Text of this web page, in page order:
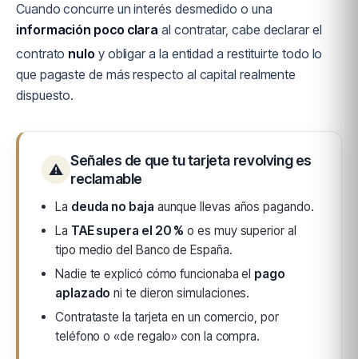
Cuando concurre un interés desmedido o una
información poco clara al contratar, cabe declarar el
contrato nulo y obligar a la entidad a restituirte todo lo
que pagaste de más respecto al capital realmente
dispuesto.
⚠
Señales de que tu tarjeta revolving es
reclamable
La deuda no baja aunque llevas años pagando.
La TAE supera el 20 % o es muy superior al
tipo medio del Banco de España.
Nadie te explicó cómo funcionaba el pago
aplazado ni te dieron simulaciones.
Contrataste la tarjeta en un comercio, por
teléfono o «de regalo» con la compra.